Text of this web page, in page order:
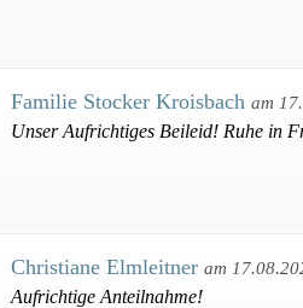
Familie Stocker Kroisbach am
Unser Aufrichtiges Beileid! Ruhe in
Christiane Elmleitner am
Aufrichtige Anteilnahme!